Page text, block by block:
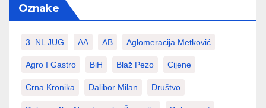
Oznake
3. NL JUG AA AB Aglomeracija Metković
Agro I Gastro BiH Blaž Pezo Cijene
Crna Kronika Dalibor Milan Društvo